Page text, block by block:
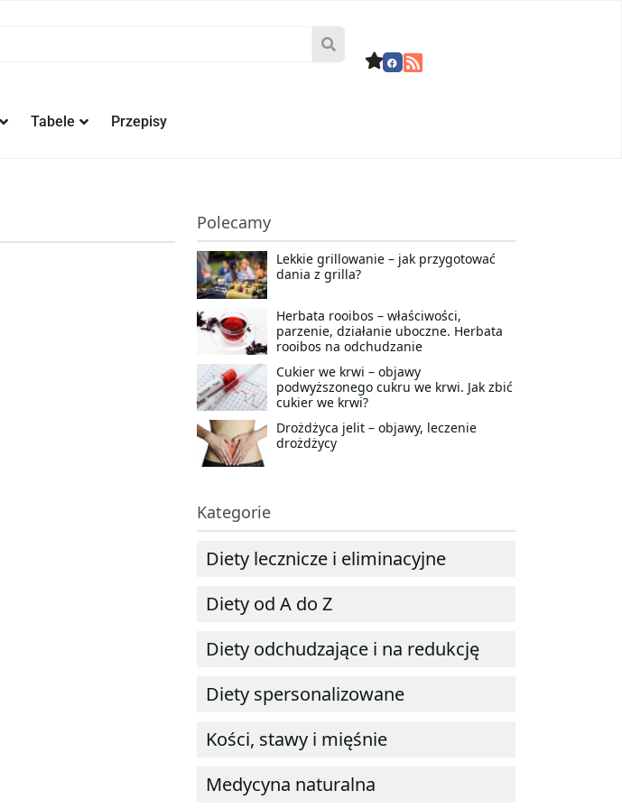
Tabele Przepisy
Polecamy
Lekkie grillowanie – jak przygotować
dania z grilla?
Herbata rooibos – właściwości,
parzenie, działanie uboczne. Herbata
rooibos na odchudzanie
Cukier we krwi – objawy
podwyższonego cukru we krwi. Jak zbić
cukier we krwi?
Drożdżyca jelit – objawy, leczenie
drożdżycy
Kategorie
Diety lecznicze i eliminacyjne
Diety od A do Z
Diety odchudzające i na redukcję
Diety spersonalizowane
Kości, stawy i mięśnie
Medycyna naturalna